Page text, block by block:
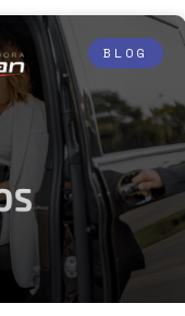
BLOG